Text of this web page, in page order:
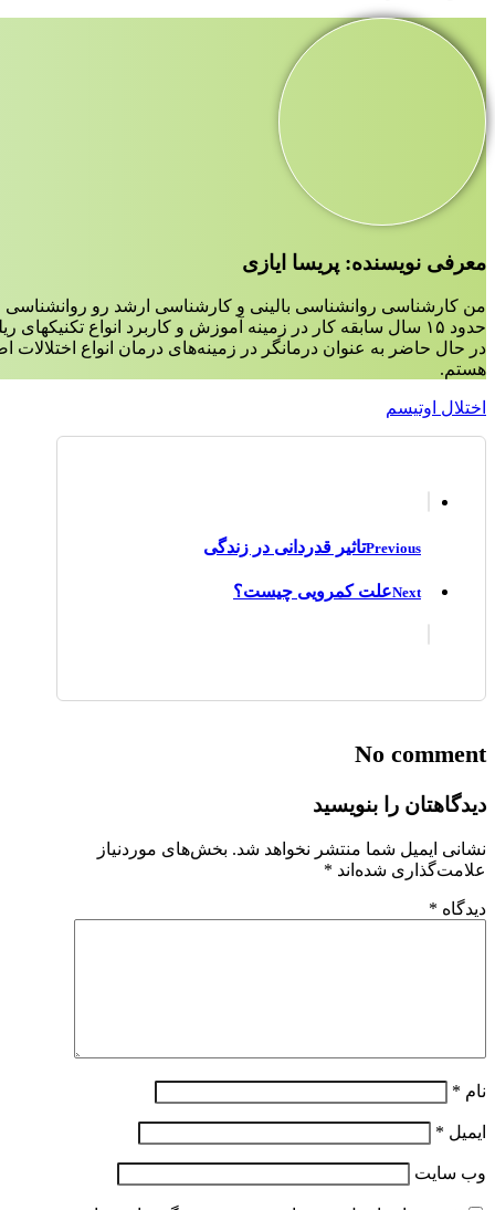
معرفی نویسنده: پریسا ایازی
من کارشناسی روانشناسی بالینی و کارشناسی ارشد رو
حدود ۱۵ سال سابقه کار در زمینه آموزش و کاربرد انواع تکنیکهای ریلکسیشن،مدیتیشن و مایندفولنس دارم.
در حال حاضر به عنوان درمانگر در زمینه‌‌های درمان انواع
هستم.
اختلال اوتیسم
Previousتاثیر قدردانی در زندگی
Nextعلت کمرویی چیست؟
No comment
دیدگاهتان را بنویسید
نشانی ایمیل شما منتشر نخواهد شد. بخش‌های موردنیاز
علامت‌گذاری شده‌اند *
دیدگاه *
نام *
ایمیل *
وب‌ سایت